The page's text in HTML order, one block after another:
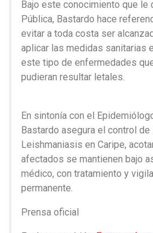
Bajo este conocimiento que le
Pública, Bastardo hace
evitar a toda costa ser
aplicar las medidas sanitarias
este tipo de enfermedades
pudieran resultar letales.
En sintonía con el
Bastardo asegura el control
Leishmaniasis en Caripe,
afectados se mantienen bajo
médico, con tratamiento y
permanente.
Prensa oficial